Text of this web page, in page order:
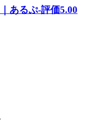
あるぷ-評価5.00